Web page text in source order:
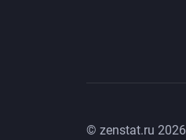
© zenstat.ru 2026